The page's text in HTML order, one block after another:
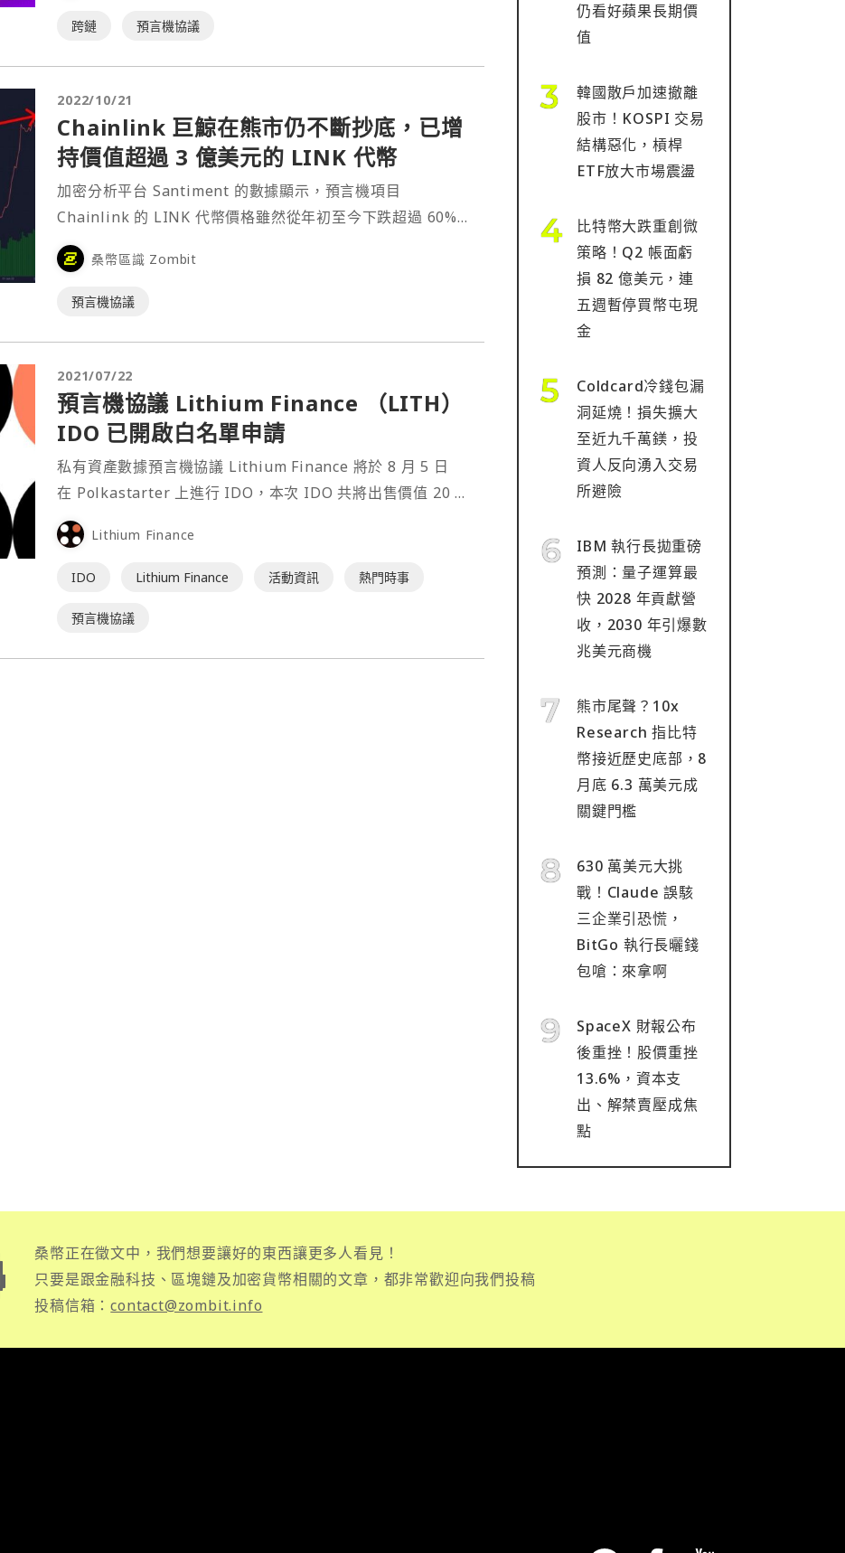
跨鏈 預言機協議
2022/10/21
Chainlink 巨鯨在熊市仍不斷抄底，已增
持價值超過 3 億美元的 LINK 代幣
加密分析平台 Santiment 的數據顯示，預言機項目
Chainlink 的 LINK 代幣價格雖然從年初至今下跌超過 60%，
但巨鯨（持有 1 萬至 100 萬顆 $LINK 的地址）仍不斷累積
$LINK。從 3 月 3 日以來，這些巨鯨地址已經增持共 4,73⋯
桑幣區識 Zombit
預言機協議
2021/07/22
預言機協議 Lithium Finance （LITH）
IDO 已開啟白名單申請
私有資產數據預言機協議 Lithium Finance 將於 8 月 5 日
在 Polkastarter 上進行 IDO，本次 IDO 共將出售價值 20 萬
美元的 LITH 代幣，初始價格為 0.006 美元。白名單系統已於
台灣時間 7 月 22 日 10:00 開啟。 本文目錄⋯
Lithium Finance
IDO Lithium Finance 活動資訊 熱門時事
預言機協議
仍看好蘋果長期價
值
韓國散戶加速撤離
股市！KOSPI 交易
結構惡化，槓桿
ETF放大市場震盪
比特幣大跌重創微
策略！Q2 帳面虧
損 82 億美元，連
五週暫停買幣屯現
金
Coldcard冷錢包漏
洞延燒！損失擴大
至近九千萬鎂，投
資人反向湧入交易
所避險
IBM 執行長拋重磅
預測：量子運算最
快 2028 年貢獻營
收，2030 年引爆數
兆美元商機
熊市尾聲？10x
Research 指比特
幣接近歷史底部，8
月底 6.3 萬美元成
關鍵門檻
630 萬美元大挑
戰！Claude 誤駭
三企業引恐慌，
BitGo 執行長曬錢
包嗆：來拿啊
SpaceX 財報公布
後重挫！股價重挫
13.6%，資本支
出、解禁賣壓成焦
點
桑幣正在徵文中，我們想要讓好的東西讓更多人看見！
只要是跟金融科技、區塊鏈及加密貨幣相關的文章，都非常歡迎向我們投稿
投稿信箱：contact@zombit.info